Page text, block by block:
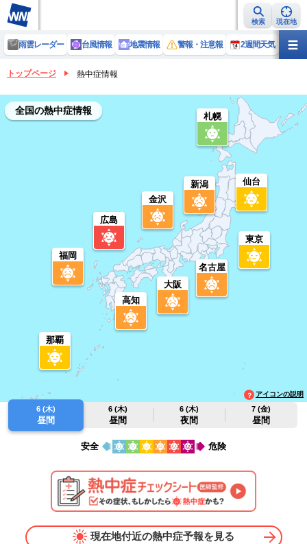
検索 現在地
雨雲レーダー 台風情報 地震情報 警報・注意報 2週間天気 ラ
トップページ 熱中症情報
全国の熱中症情報
仙台
東京
名古屋
大阪
高知
那覇
福岡
広島
金沢
新潟
札幌
アイコンの説明
6 (木)
昼間
6 (木)
昼間
6 (木)
夜間
7 (金)
昼間
安全 危険
現在地付近の熱中症予報を見る